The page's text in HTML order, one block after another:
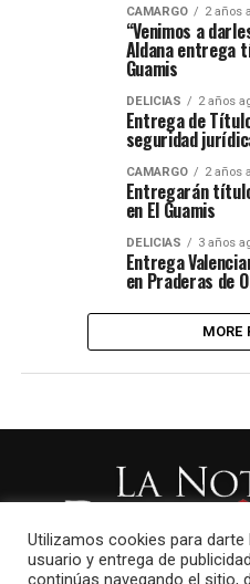
CAMARGO 2 años
“Venimos a
Aldana entrega
Guamis
DELICIAS 2 años
Entrega de
seguridad
CAMARGO 2 años
Entregarán
en El Guamis
DELICIAS 3 años
Entrega
en Praderas de
MORE
Utilizamos cookies para darte
usuario y entrega de
continúas navegando el sitio,